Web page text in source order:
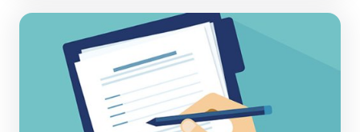
Demande d&#039;accord pour un déménagement ou